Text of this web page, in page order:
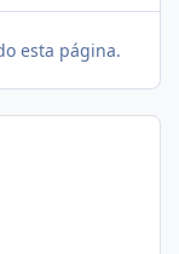
esta página.